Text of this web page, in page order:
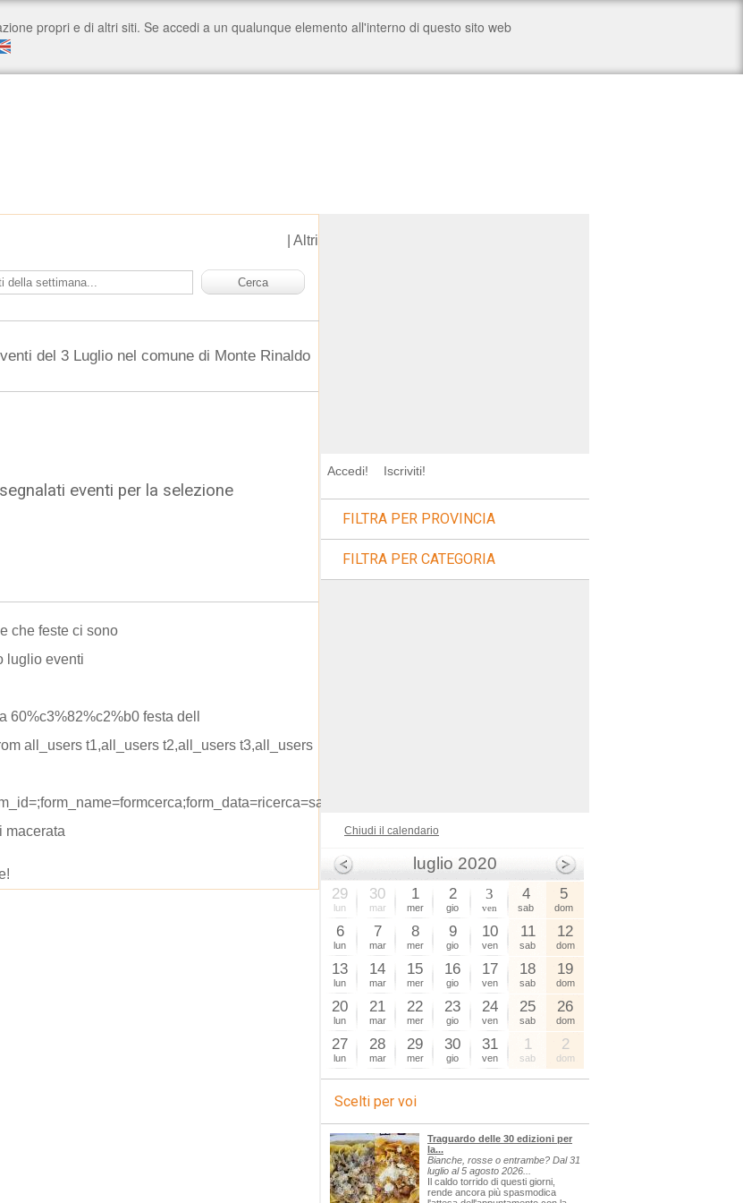
Altri
del 3 Luglio nel comune di Monte Rinaldo
eventi per la selezione
che feste ci sono
luglio eventi
60%c3%82%c2%b0 festa dell
all_users t1,all_users t2,all_users t3,all_users
macerata
Accedi! Iscriviti!
FILTRA PER PROVINCIA
FILTRA PER CATEGORIA
Chiudi il calendario
luglio 2020
29
lun
30
mar
1
mer
2
gio
3
ven
4
sab
5
dom
6
lun
7
mar
8
mer
9
gio
10
ven
11
sab
12
dom
13
lun
14
mar
15
mer
16
gio
17
ven
18
sab
19
dom
20
lun
21
mar
22
mer
23
gio
24
ven
25
sab
26
dom
27
lun
28
mar
29
mer
30
gio
31
ven
1
sab
2
dom
Scelti per voi
Traguardo delle 30 edizioni per
la...
Bianche, rosse o entrambe? Dal 31
luglio al 5 agosto 2026...
Il caldo torrido di questi giorni,
rende ancora più spasmodica